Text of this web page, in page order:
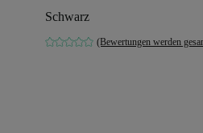
Schwarz
(Bewertungen werden